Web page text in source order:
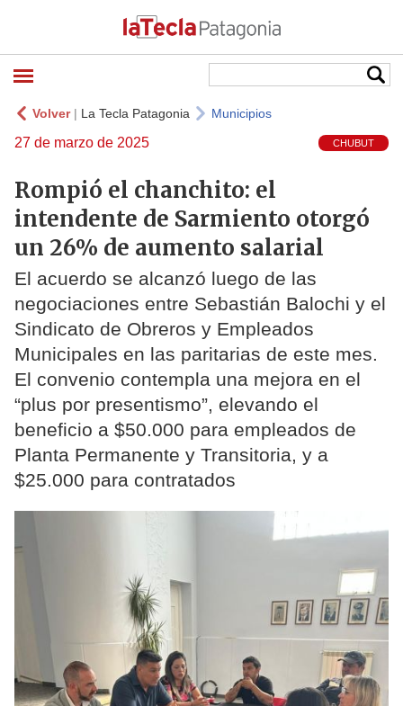
Volver| La Tecla Patagonia Municipios
27 de marzo de 2025 CHUBUT
Rompió el chanchito: el
intendente de Sarmiento otorgó
un 26% de aumento salarial
El acuerdo se alcanzó luego de las
negociaciones entre Sebastián Balochi y el
Sindicato de Obreros y Empleados
Municipales en las paritarias de este mes.
El convenio contempla una mejora en el
“plus por presentismo”, elevando el
beneficio a $50.000 para empleados de
Planta Permanente y Transitoria, y a
$25.000 para contratados